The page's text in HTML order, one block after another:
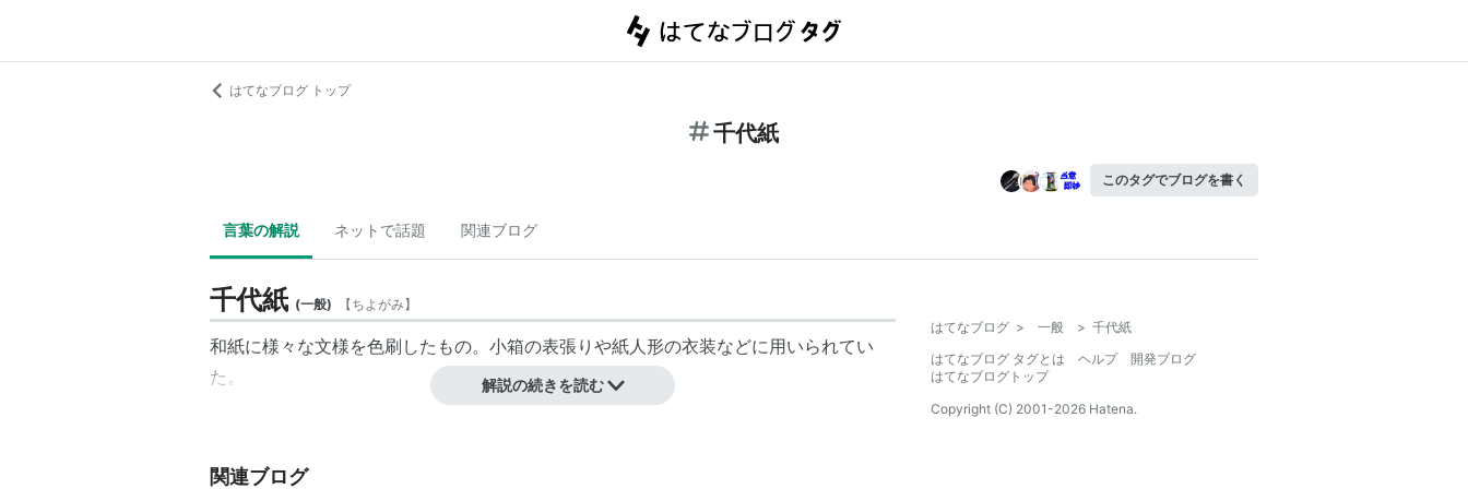
はてなブログ トップ
千代紙
このタグでブログを書く
言葉の解説 ネットで話題 関連ブログ
千代紙 (一般) 【ちよがみ】
和紙に様々な文様を色刷したもの。小箱の表張りや紙人形の衣装などに用いられてい
た。
解説の続きを読む
関連ブログ
はてなブログ > 一般 > 千代紙
はてなブログ タグとは
ヘルプ
開発ブログ
はてなブログトップ
Copyright (C) 2001-2026 Hatena.